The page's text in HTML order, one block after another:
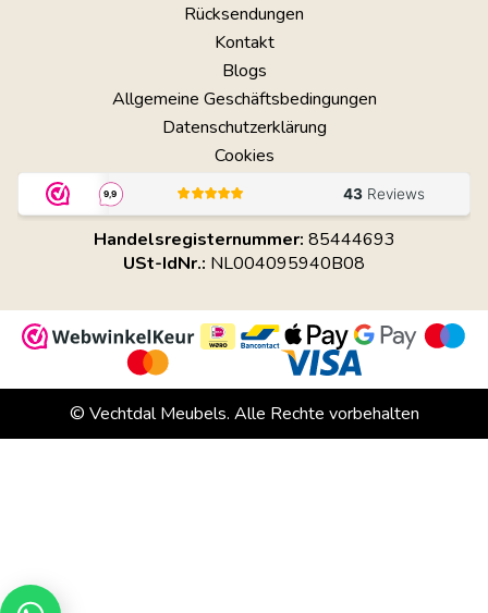
Rücksendungen
Kontakt
Blogs
Allgemeine Geschäftsbedingungen
Datenschutzerklärung
Cookies
Handelsregisternummer: 85444693
USt-IdNr.: NL004095940B08
© Vechtdal Meubels. Alle Rechte vorbehalten